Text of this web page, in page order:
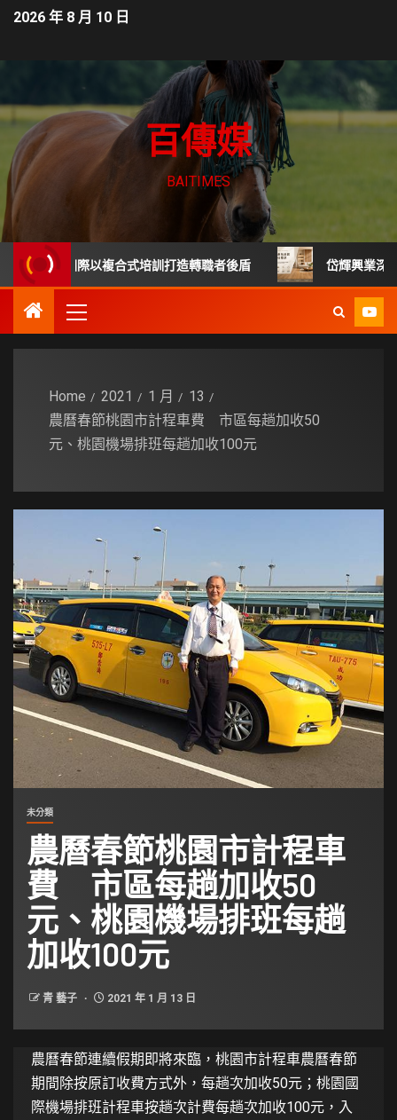
2026 年 8 月 10 日
百傳媒
BAITIMES
國際以複合式培訓打造轉職者後盾 岱輝興業深耕台灣
Home 2021 1 月
13
農曆春節桃園市計程車費 市區每趟加收50
元、桃園機場排班每趟加收100元
未分類
農曆春節桃園市計程車
費 市區每趟加收50
元、桃園機場排班每趟
加收100元
青 藝子 2021 年 1 月 13 日
農曆春節連續假期即將來臨，桃園市計程車農曆春節
期間除按原訂收費方式外，每趟次加收50元；桃園國
際機場排班計程車按趟次計費每趟次加收100元，入